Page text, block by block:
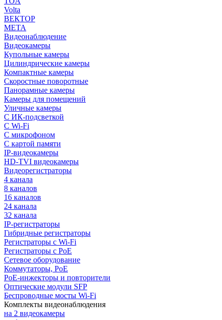
Volta
ВЕКТОР
МЕТА
Видеонаблюдение
Видеокамеры
Купольные камеры
Цилиндрические камеры
Компактные камеры
Скоростные поворотные
Панорамные камеры
Камеры для помещений
Уличные камеры
С ИК-подсветкой
С Wi-Fi
С микрофоном
С картой памяти
IP-видеокамеры
HD-TVI видеокамеры
Видеорегистраторы
4 канала
8 каналов
16 каналов
24 канала
32 канала
IP-регистраторы
Гибридные регистраторы
Регистраторы с Wi-Fi
Регистраторы с PoE
Сетевое оборудование
Коммутаторы, PoE
PoE-инжекторы и повторители
Оптические модули SFP
Беспроводные мосты Wi-Fi
Комплекты видеонаблюдения
на 2 видеокамеры